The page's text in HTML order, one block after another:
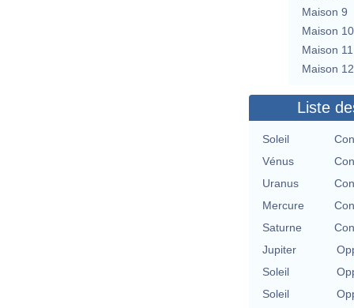
Maison 9
Maison 10
Maison 11
Maison 12
Liste
Soleil
Vénus
Uranus
Mercure
Saturne
Jupiter
Soleil
Soleil